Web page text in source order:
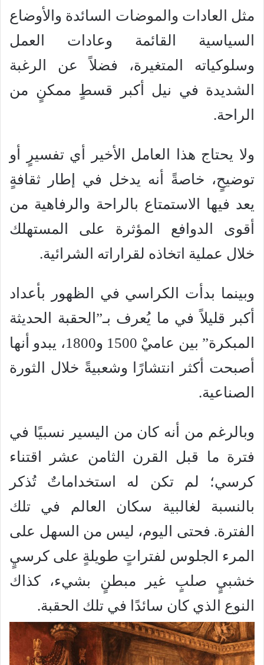
مثل العادات والموضات السائدة والأوضاع
السياسية القائمة وعادات العمل
وسلوكياته المتغيرة، فضلاً عن الرغبة
الشديدة في نيل أكبر قسطٍ ممكنٍ من
الراحة.
ولا يحتاج هذا العامل الأخير أي تفسيرٍ أو
توضيحٍ، خاصةً أنه يدخل في إطار ثقافةٍ
يعد فيها الاستمتاع بالراحة والرفاهية من
أقوى الدوافع المؤثرة على المستهلك
خلال عملية اتخاذه لقراراته الشرائية.
وبينما بدأت الكراسي في الظهور بأعداد
أكبر قليلاً في ما يُعرف بـ”الحقبة الحديثة
المبكرة” بين عاميْ 1500 و1800، يبدو أنها
أصبحت أكثر انتشارًا وشعبيةً خلال الثورة
الصناعية.
وبالرغم من أنه كان من اليسير نسبيًا في
فترة ما قبل القرن الثامن عشر اقتناء
كرسي؛ لم تكن له استخداماتٌ تُذكر
بالنسبة لغالبية سكان العالم في تلك
الفترة. فحتى اليوم، ليس من السهل على
المرء الجلوس لفتراتٍ طويلةٍ على كرسيٍ
خشبيٍ صلبٍ غير مبطنٍ بشيء، كذاك
النوع الذي كان سائدًا في تلك الحقبة.